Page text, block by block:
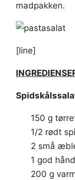
madpakken.
[line]
150 g
1/2 rødt
2 små
1 god
200 g